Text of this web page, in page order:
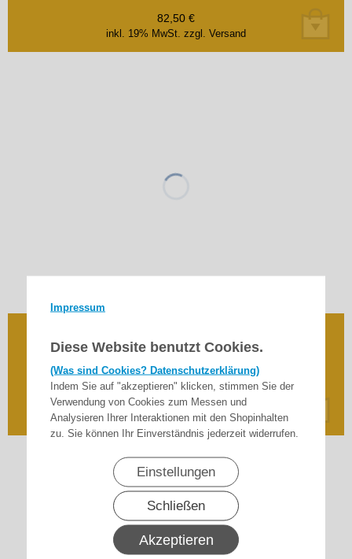
Impressum
Diese Website benutzt Cookies.
(Was sind Cookies? Datenschutzerklärung)
Indem Sie auf "akzeptieren" klicken, stimmen Sie der
Verwendung von Cookies zum Messen und
Analysieren Ihrer Interaktionen mit den Shopinhalten
zu. Sie können Ihr Einverständnis jederzeit widerrufen.
Einstellungen
Schließen
Akzeptieren
inkl. 19% MwSt. zzgl. Versand
82,50 €
Halterung für alle Aperto und Sommer
Pearl-Handsender Typ FTA-4045 und FTA-4018
inkl. 19% MwSt.zzgl. Versand
24,90€